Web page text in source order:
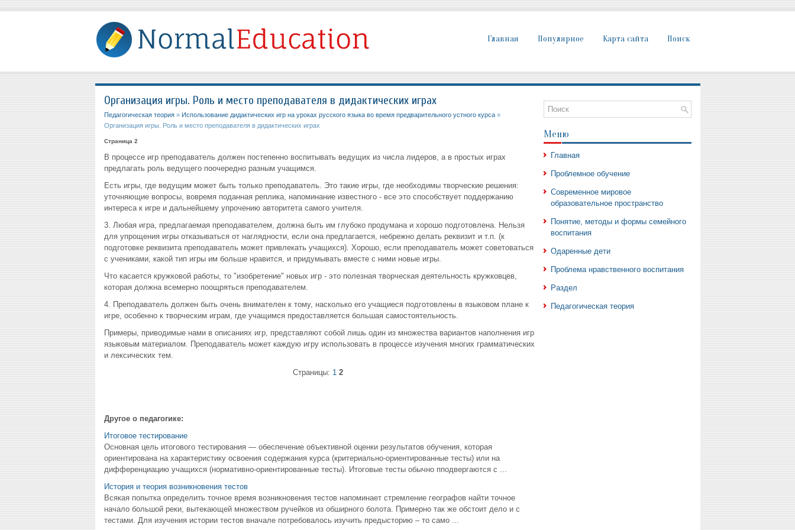
Главная Популярное Карта сайта Поиск
Организация игры. Роль и место преподавателя в дидактических играх
Педагогическая теория» Использование дидактических игр на уроках русского языка во время предварительного устного курса»
Организация игры. Роль и место преподавателя в дидактических играх
Страница 2
В процессе игр преподаватель должен постепенно воспитывать ведущих из числа лидеров, а в простых играх
предлагать роль ведущего поочередно разным учащимся.
Есть игры, где ведущим может быть только преподаватель. Это такие игры, где необходимы творческие решения:
уточняющие вопросы, вовремя поданная реплика, напоминание известного - все это способствует поддержанию
интереса к игре и дальнейшему упрочению авторитета самого учителя.
3. Любая игра, предлагаемая преподавателем, должна быть им глубоко продумана и хорошо подготовлена. Нельзя
для упрощения игры отказываться от наглядности, если она предлагается, небрежно делать реквизит и т.п. (к
подготовке реквизита преподаватель может привлекать учащихся). Хорошо, если преподаватель может советоваться
с учениками, какой тип игры им больше нравится, и придумывать вместе с ними новые игры.
Что касается кружковой работы, то "изобретение" новых игр - это полезная творческая деятельность кружковцев,
которая должна всемерно поощряться преподавателем.
4. Преподаватель должен быть очень внимателен к тому, насколько его учащиеся подготовлены в языковом плане к
игре, особенно к творческим играм, где учащимся предоставляется большая самостоятельность.
Примеры, приводимые нами в описаниях игр, представляют собой лишь один из множества вариантов наполнения игр
языковым материалом. Преподаватель может каждую игру использовать в процессе изучения многих грамматических
и лексических тем.
Страницы: 1 2
Другое о педагогике:
Итоговое тестирование
Основная цель итогового тестирования — обеспечение объективной оценки результатов обучения, которая
ориентирована на характеристику освоения содержания курса (критериально-ориентированные тесты) или на
дифференциацию учащихся (нормативно-ориентированные тесты). Итоговые тесты обычно пподвергаются с ...
История и теория возникновения тестов
Всякая попытка определить точное время возникновения тестов напоминает стремление географов найти точное
начало большой реки, вытекающей множеством ручейков из обширного болота. Примерно так же обстоит дело и с
тестами. Для изучения истории тестов вначале потребовалось изучить предысторию – то само ...
Меню
Главная
Проблемное обучение
Современное мировое
образовательное пространство
Понятие, методы и формы семейного
воспитания
Одаренные дети
Проблема нравственного воспитания
Раздел
Педагогическая теория